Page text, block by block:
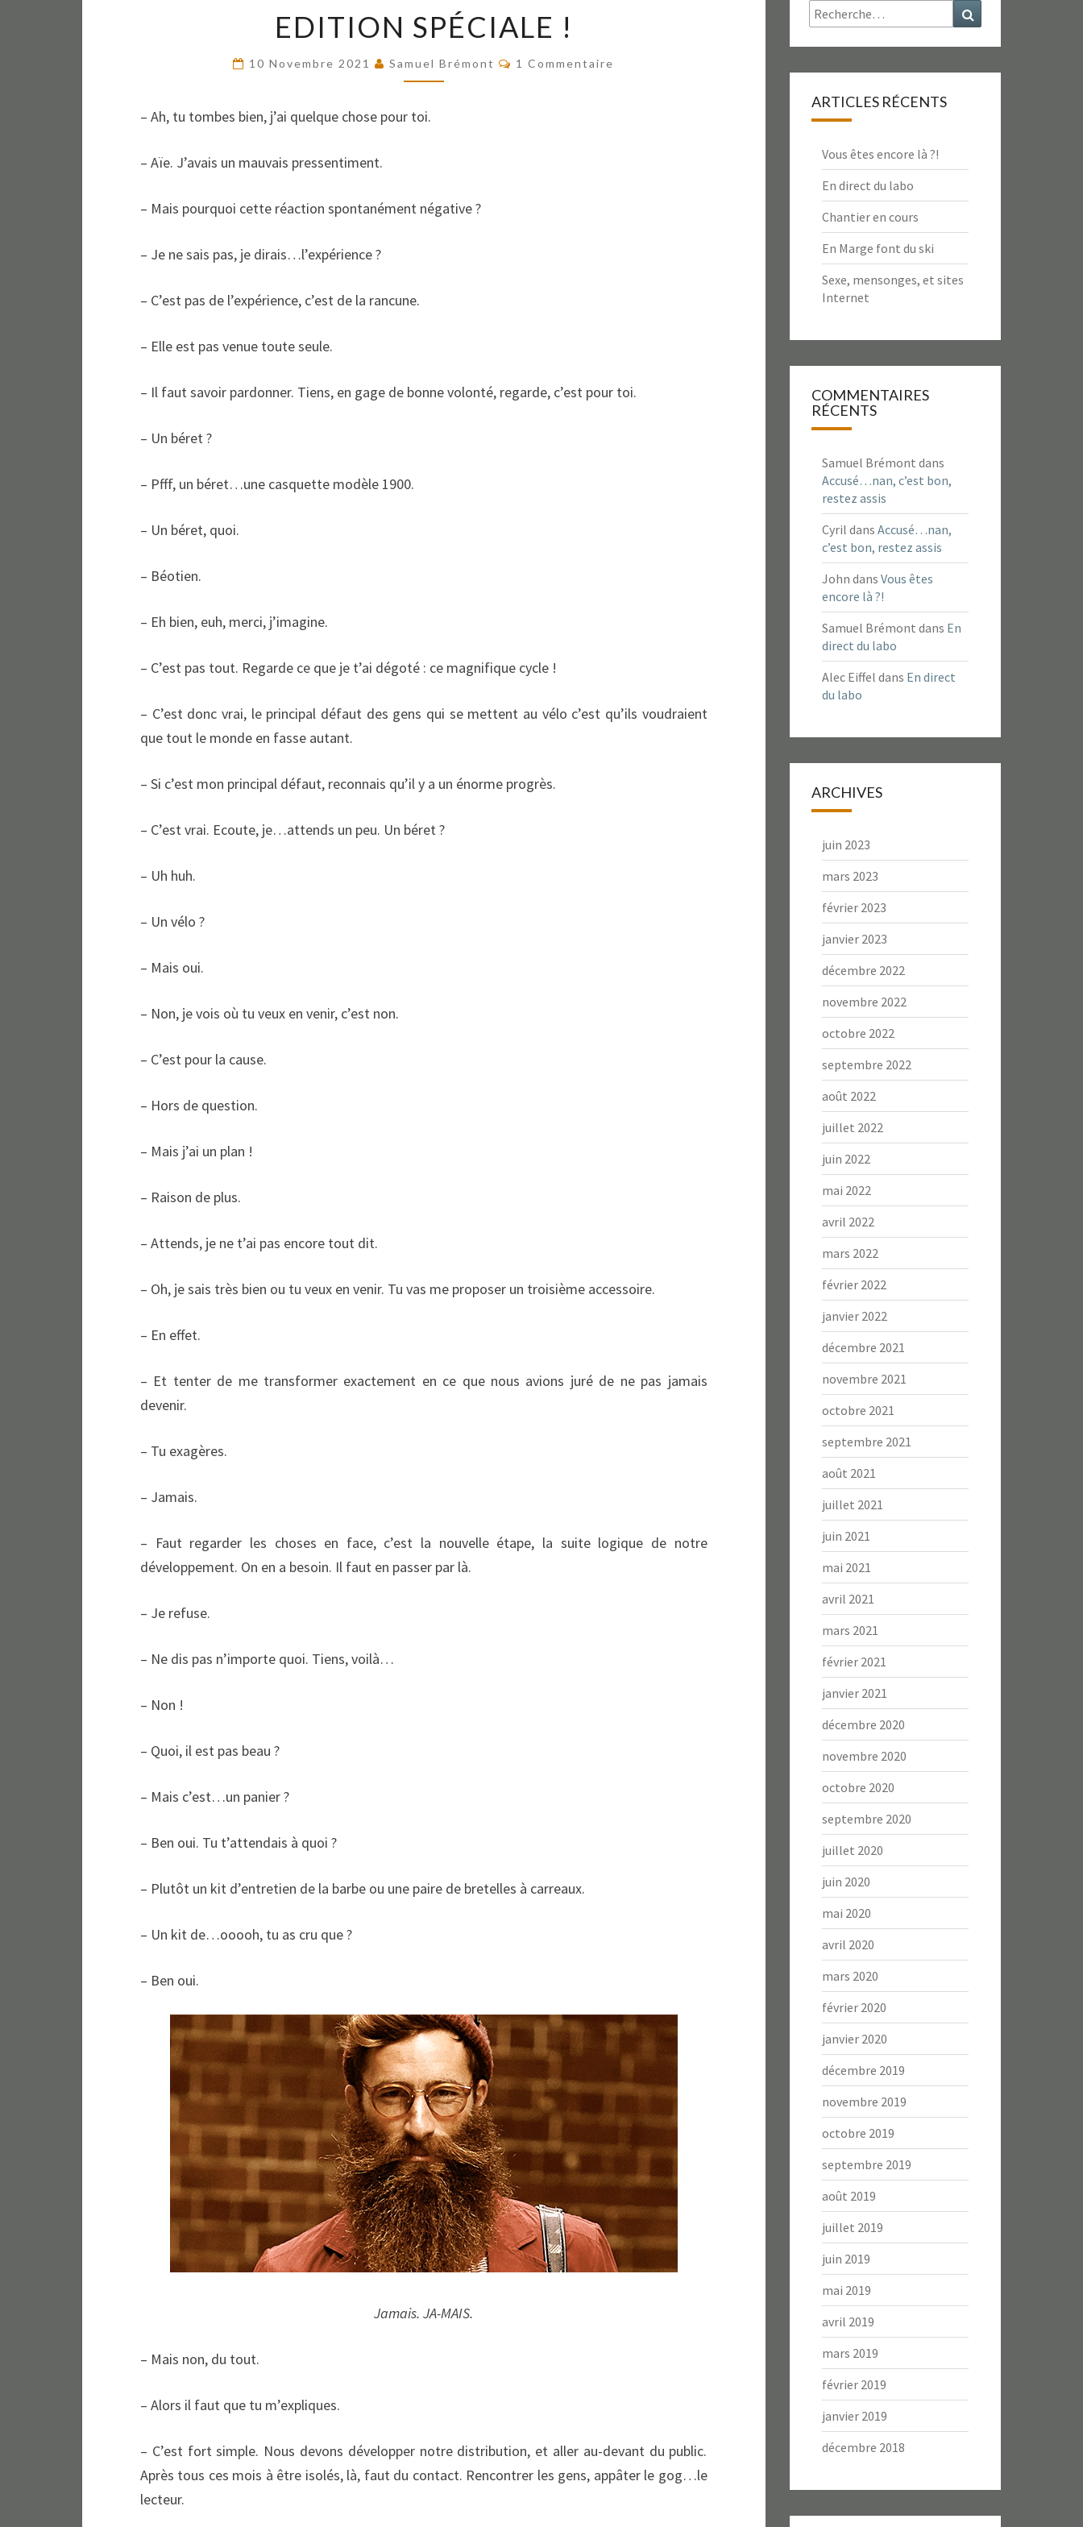
SPÉCIALE
EDITION SPÉCIALE !
10 Novembre 2021 Samuel Brémont Commentaires
1 Commentaire
– Ah, tu tombes bien, j’ai quelque chose pour toi.
– Aïe. J’avais un mauvais pressentiment.
– Mais pourquoi cette réaction spontanément négative ?
– Je ne sais pas, je dirais…l’expérience ?
– C’est pas de l’expérience, c’est de la rancune.
– Elle est pas venue toute seule.
– Il faut savoir pardonner. Tiens, en gage de bonne volonté, regarde, c’est pour toi.
– Un béret ?
– Pfff, un béret…une casquette modèle 1900.
– Un béret, quoi.
– Béotien.
– Eh bien, euh, merci, j’imagine.
– C’est pas tout. Regarde ce que je t’ai dégoté : ce magnifique cycle !
– C’est donc vrai, le principal défaut des gens qui se mettent au vélo c’est qu’ils voudraient
que tout le monde en fasse autant.
– Si c’est mon principal défaut, reconnais qu’il y a un énorme progrès.
– C’est vrai. Ecoute, je…attends un peu. Un béret ?
– Uh huh.
– Un vélo ?
– Mais oui.
– Non, je vois où tu veux en venir, c’est non.
– C’est pour la cause.
– Hors de question.
– Mais j’ai un plan !
– Raison de plus.
– Attends, je ne t’ai pas encore tout dit.
– Oh, je sais très bien ou tu veux en venir. Tu vas me proposer un troisième accessoire.
– En effet.
– Et tenter de me transformer exactement en ce que nous avions juré de ne pas jamais
devenir.
– Tu exagères.
– Jamais.
– Faut regarder les choses en face, c’est la nouvelle étape, la suite logique de notre
développement. On en a besoin. Il faut en passer par là.
– Je refuse.
– Ne dis pas n’importe quoi. Tiens, voilà…
– Non !
– Quoi, il est pas beau ?
– Mais c’est…un panier ?
– Ben oui. Tu t’attendais à quoi ?
– Plutôt un kit d’entretien de la barbe ou une paire de bretelles à carreaux.
– Un kit de…ooooh, tu as cru que ?
– Ben oui.
Jamais. JA-MAIS.
– Mais non, du tout.
– Alors il faut que tu m’expliques.
– C’est fort simple. Nous devons développer notre distribution, et aller au-devant du public.
Après tous ces mois à être isolés, là, faut du contact. Rencontrer les gens, appâter le gog…le
lecteur.
Rechercher :
ARTICLES RÉCENTS
Vous êtes encore là ?!
En direct du labo
Chantier en cours
En Marge font du ski
Sexe, mensonges, et sites
Internet
COMMENTAIRES
RÉCENTS
Samuel Brémont dans
Accusé…nan, c’est bon,
restez assis
Cyril dans Accusé…nan,
c’est bon, restez assis
John dans Vous êtes
encore là ?!
Samuel Brémont dans En
direct du labo
Alec Eiffel dans En direct
du labo
ARCHIVES
juin 2023
mars 2023
février 2023
janvier 2023
décembre 2022
novembre 2022
octobre 2022
septembre 2022
août 2022
juillet 2022
juin 2022
mai 2022
avril 2022
mars 2022
février 2022
janvier 2022
décembre 2021
novembre 2021
octobre 2021
septembre 2021
août 2021
juillet 2021
juin 2021
mai 2021
avril 2021
mars 2021
février 2021
janvier 2021
décembre 2020
novembre 2020
octobre 2020
septembre 2020
juillet 2020
juin 2020
mai 2020
avril 2020
mars 2020
février 2020
janvier 2020
décembre 2019
novembre 2019
octobre 2019
septembre 2019
août 2019
juillet 2019
juin 2019
mai 2019
avril 2019
mars 2019
février 2019
janvier 2019
décembre 2018